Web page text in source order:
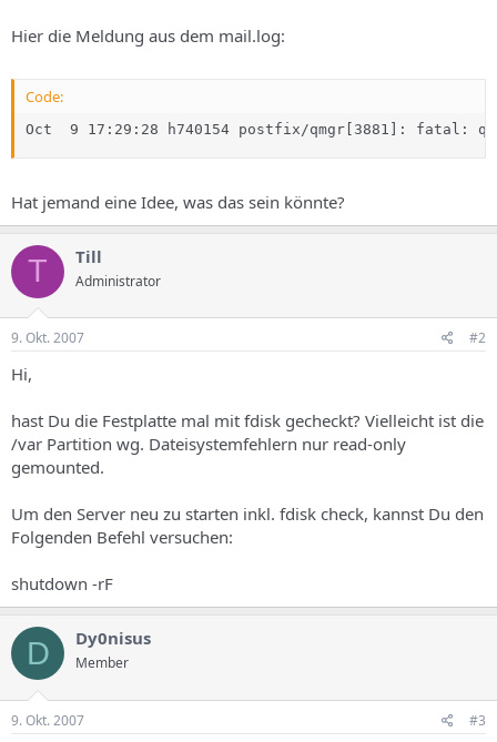
a
s
Hier die Meldung aus dem mail.log:
Code:
Oct  9 17:29:28 h740154 postfix/qmgr[3881]: fatal:
Hat jemand eine Idee, was das sein könnte?
T Till
Administrator
9. Okt. 2007 #2
Hi,
hast Du die Festplatte mal mit fdisk gecheckt? Vielleicht ist die
/var Partition wg. Dateisystemfehlern nur read-only
gemounted.
Um den Server neu zu starten inkl. fdisk check, kannst Du den
Folgenden Befehl versuchen:
shutdown -rF
D Dy0nisus
Member
9. Okt. 2007 #3